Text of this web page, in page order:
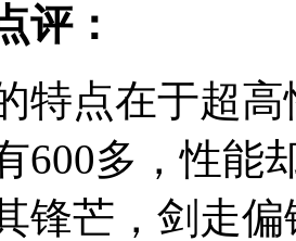
评：
特点在于超
600多，性能
锋芒，剑走